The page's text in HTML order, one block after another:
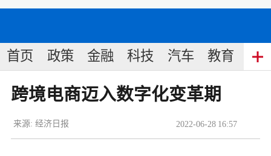
首页 政策 金融 科技 汽车 教育 食
跨境电商迈入数字化变革期
2022-06-28 16:57
来源: 经济日报